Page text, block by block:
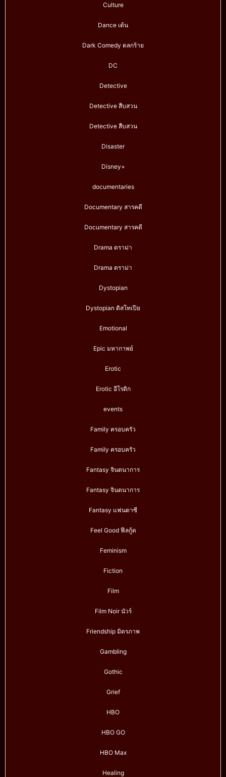
Culture
Dance เต้น
Dark Comedy ตลกร้าย
DC
Detective
Detective สืบสวน
Detective สืบสวน
Disaster
Disney+
documentaries
Documentary สารคดี
Documentary สารคดี
Drama ดราม่า
Drama ดราม่า
Dystopian
Dystopian ดิสโทเปีย
Emotional
Epic มหากาพย์
Erotic
Erotic อีโรติก
events
Family ครอบครัว
Family ครอบครัว
Fantasy จินตนาการ
Fantasy จินตนาการ
Fantasy แฟนตาซี
Feel Good ฟีลกู้ด
Feminism
Fiction
Film
Film Noir นัวร์
Friendship มิตรภาพ
Gambling
Gothic
Grief
HBO
HBO GO
HBO Max
Healing